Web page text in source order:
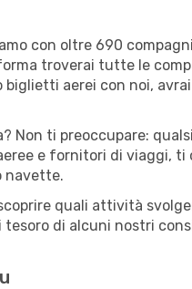
con oltre 690
troverai tutte le
biglietti aerei con noi,
ti preoccupare:
e fornitori di viaggi,
navette.
quali attività
di alcuni nostri